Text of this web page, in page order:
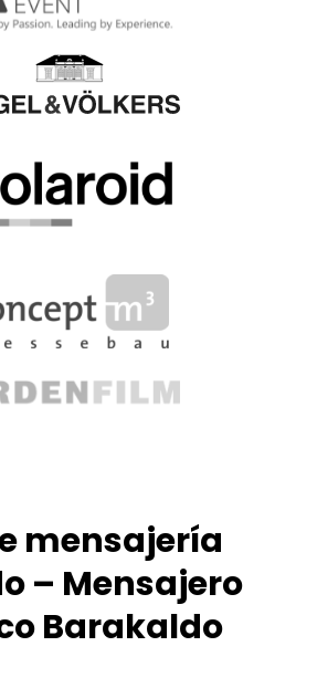
mensajería
– Mensajero
Barakaldo